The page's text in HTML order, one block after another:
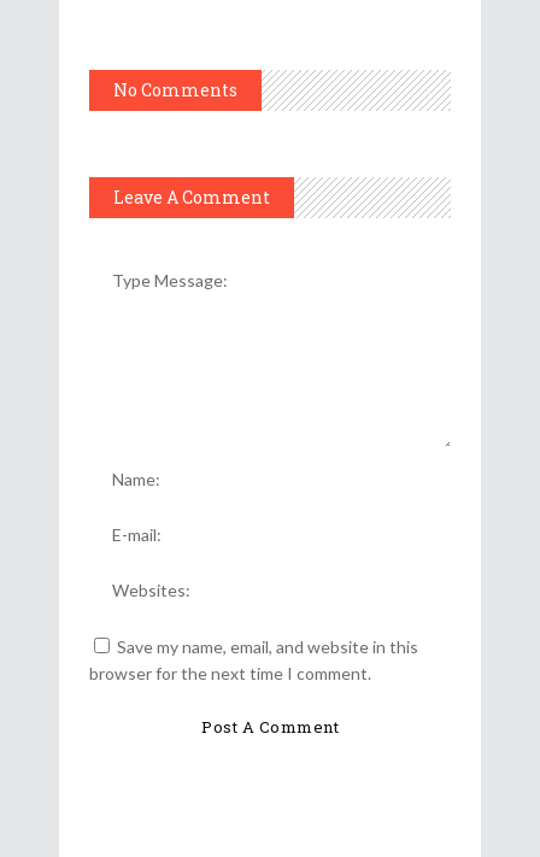
No Comments
Leave A Comment
Save my name, email, and website in this
browser for the next time I comment.